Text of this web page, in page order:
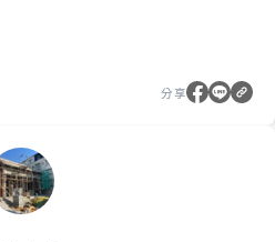
分享